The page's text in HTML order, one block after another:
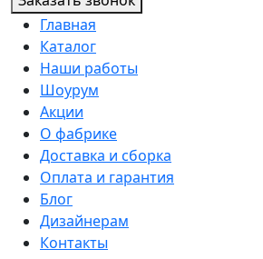
Главная
Каталог
Наши работы
Шоурум
Акции
О фабрике
Доставка и сборка
Оплата и гарантия
Блог
Дизайнерам
Контакты